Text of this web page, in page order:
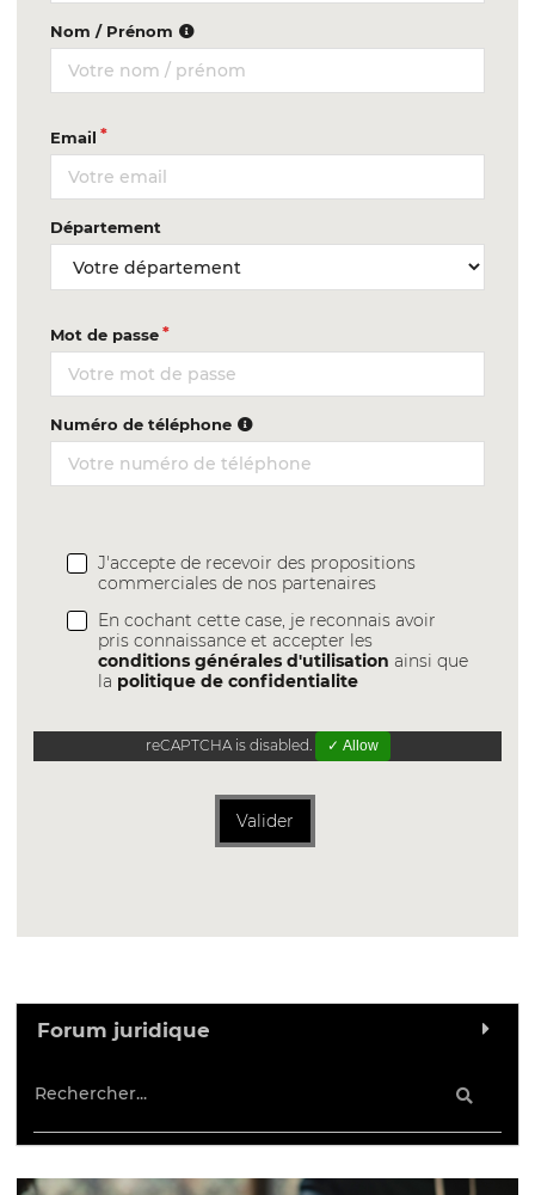
Nom / Prénom
Email
Département
Mot de passe
Numéro de téléphone
J'accepte de recevoir des propositions
commerciales de nos partenaires
En cochant cette case, je reconnais avoir
pris connaissance et accepter les
conditions générales d'utilisation ainsi que
la politique de confidentialite
reCAPTCHA is disabled. ✓ Allow
Valider
Forum juridique